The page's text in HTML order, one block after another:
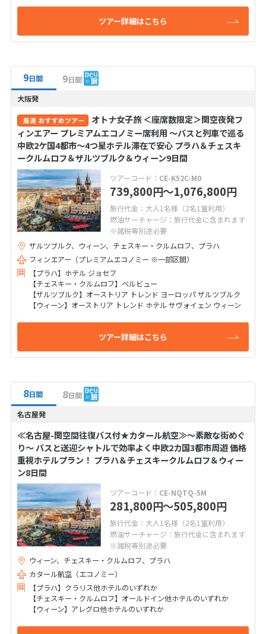
ツアー詳細はこちら
9日間 9日間
大阪発
オトナ女子旅 ＜座席数限定＞関空夜発フ
ィンエアー プレミアムエコノミー席利用 ～バスと列車で巡る
中欧2ケ国4都市～4つ星ホテル滞在で安心 プラハ＆チェスキ
ークルムロフ＆ザルツブルク＆ウィーン9日間
ツアーコード： CE-K52C-M0
739,800円〜1,076,800円
旅行代金：大人1名様（2名1室利用）
燃油サーチャージ：旅行代金に含まれます
※諸税等別途必要
ザルツブルク、ウィーン、チェスキー・クルムロフ、プラハ
フィンエアー（プレミアムエコノミー ※一部区間）
【プラハ】ホテル ジョセフ
【チェスキー・クルムロフ】ベルビュー
【ザルツブルク】オーストリア トレンド ヨーロッパ ザルツブルク
【ウィーン】オーストリア トレンド ホテル サヴォイェン ウィーン
ツアー詳細はこちら
8日間 8日間
名古屋発
≪名古屋-関空間往復バス付★カタール航空≫～素敵な街めぐ
り～ バスと送迎シャトルで効率よく中欧2カ国3都市周遊 価格
重視ホテルプラン！ プラハ＆チェスキークルムロフ＆ウィー
ン8日間
ツアーコード： CE-NQTQ-5M
281,800円〜505,800円
旅行代金：大人1名様（2名1室利用）
燃油サーチャージ：旅行代金に含まれます
※諸税等別途必要
ウィーン、チェスキー・クルムロフ、プラハ
カタール航空（エコノミー）
【プラハ】クラリス他ホテルのいずれか
【チェスキー・クルムロフ】オールドイン他ホテルのいずれか
【ウィーン】アレグロ他ホテルのいずれか